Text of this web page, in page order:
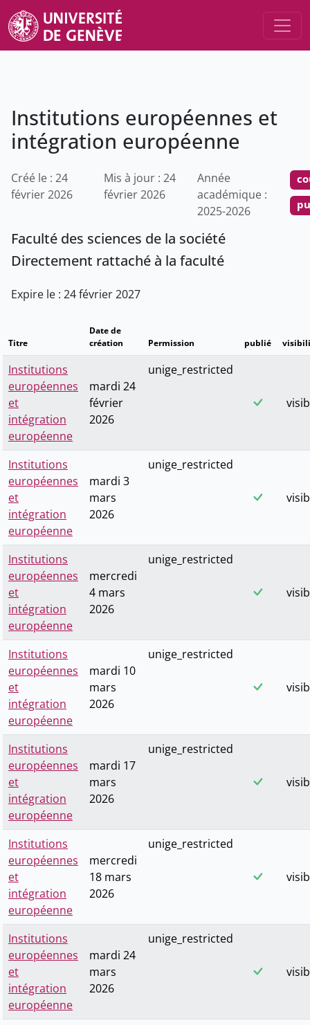
Institutions européennes et
intégration européenne
Créé le : 24
février 2026
Mis à jour : 24
février 2026
Année
académique :
2025-2026
Faculté des sciences de la société
Directement rattaché à la faculté
Expire le : 24 février 2027
Titre
Date de
création
Permission publié
Institutions
européennes
et
intégration
européenne
mardi 24
février
2026
unige_restricted
Institutions
européennes
et
intégration
européenne
mardi 3
mars
2026
unige_restricted
Institutions
européennes
et
intégration
européenne
mercredi
4 mars
2026
unige_restricted
Institutions
européennes
et
intégration
européenne
mardi 10
mars
2026
unige_restricted
Institutions
européennes
et
intégration
européenne
mardi 17
mars
2026
unige_restricted
Institutions
européennes
et
intégration
européenne
mercredi
18 mars
2026
unige_restricted
Institutions
européennes
et
intégration
européenne
mardi 24
mars
2026
unige_restricted